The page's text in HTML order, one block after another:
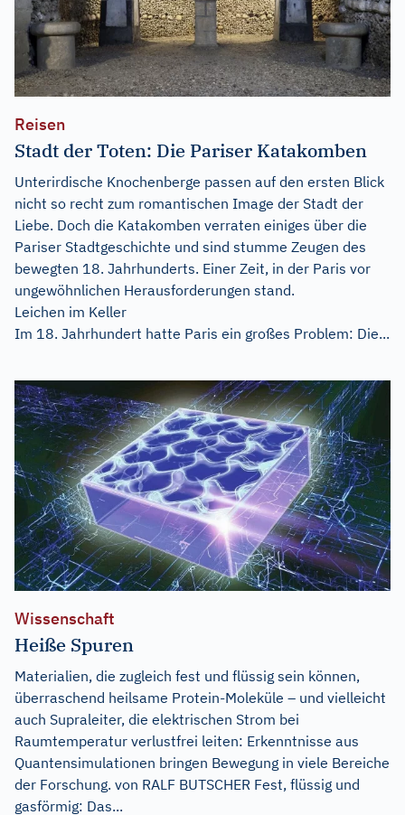
Reisen
Stadt der Toten: Die Pariser Katakomben
Unterirdische Knochenberge passen auf den ersten Blick
nicht so recht zum romantischen Image der Stadt der
Liebe. Doch die Katakomben verraten einiges über die
Pariser Stadtgeschichte und sind stumme Zeugen des
bewegten 18. Jahrhunderts. Einer Zeit, in der Paris vor
ungewöhnlichen Herausforderungen stand.
Leichen im Keller
Im 18. Jahrhundert hatte Paris ein großes Problem: Die...
Wissenschaft
Heiße Spuren
Materialien, die zugleich fest und flüssig sein können,
überraschend heilsame Protein-Moleküle – und vielleicht
auch Supraleiter, die elektrischen Strom bei
Raumtemperatur verlustfrei leiten: Erkenntnisse aus
Quantensimulationen bringen Bewegung in viele Bereiche
der Forschung. von RALF BUTSCHER Fest, flüssig und
gasförmig: Das...